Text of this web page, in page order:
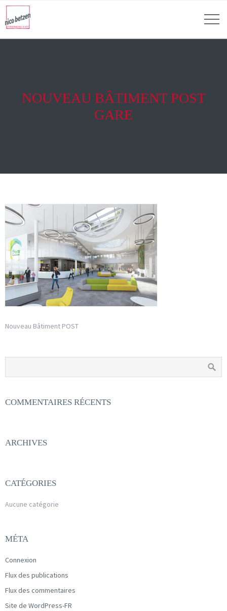
NOUVEAU BÂTIMENT POST
GARE
Nouveau Bâtiment POST
COMMENTAIRES RÉCENTS
ARCHIVES
CATÉGORIES
Aucune catégorie
MÉTA
Connexion
Flux des publications
Flux des commentaires
Site de WordPress-FR